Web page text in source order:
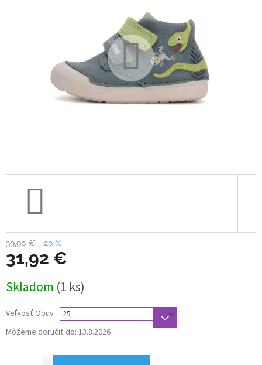
39,90 € –20 %
31,92 €
cena:
Skladom (1 ks)
Veľkosť Obuv
Môžeme doručiť do: 13.8.2026